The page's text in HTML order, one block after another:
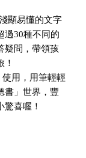
顯易懂的文字
過30種不同的
疑問，帶領孩
用，用筆輕輕
書」世界，豐
喜喔！